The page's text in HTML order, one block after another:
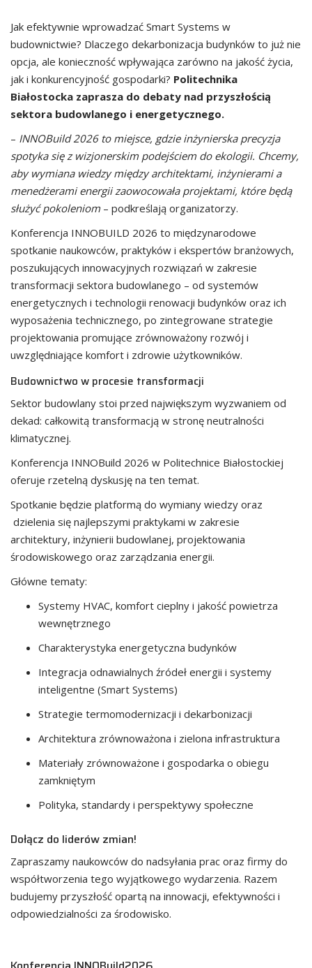
Jak efektywnie wprowadzać Smart Systems w
budownictwie? Dlaczego dekarbonizacja budynków to już nie
opcja, ale konieczność wpływająca zarówno na jakość życia,
jak i konkurencyjność gospodarki? Politechnika
Białostocka zaprasza do debaty nad przyszłością
sektora budowlanego i energetycznego.
– INNOBuild 2026 to miejsce, gdzie inżynierska precyzja
spotyka się z wizjonerskim podejściem do ekologii. Chcemy,
aby wymiana wiedzy między architektami, inżynierami a
menedżerami energii zaowocowała projektami, które będą
służyć pokoleniom – podkreślają organizatorzy.
Konferencja INNOBUILD 2026 to międzynarodowe
spotkanie naukowców, praktyków i ekspertów branżowych,
poszukujących innowacyjnych rozwiązań w zakresie
transformacji sektora budowlanego – od systemów
energetycznych i technologii renowacji budynków oraz ich
wyposażenia technicznego, po zintegrowane strategie
projektowania promujące zrównoważony rozwój i
uwzględniające komfort i zdrowie użytkowników.
Budownictwo w procesie transformacji
Sektor budowlany stoi przed największym wyzwaniem od
dekad: całkowitą transformacją w stronę neutralności
klimatycznej.
Konferencja INNOBuild 2026 w Politechnice Białostockiej
oferuje rzetelną dyskusję na ten temat.
Spotkanie będzie platformą do wymiany wiedzy oraz
dzielenia się najlepszymi praktykami w zakresie
architektury, inżynierii budowlanej, projektowania
środowiskowego oraz zarządzania energii.
Główne tematy:
Systemy HVAC, komfort cieplny i jakość powietrza
wewnętrznego
Charakterystyka energetyczna budynków
Integracja odnawialnych źródeł energii i systemy
inteligentne (Smart Systems)
Strategie termomodernizacji i dekarbonizacji
Architektura zrównoważona i zielona infrastruktura
Materiały zrównoważone i gospodarka o obiegu
zamkniętym
Polityka, standardy i perspektywy społeczne
Dołącz do liderów zmian!
Zapraszamy naukowców do nadsyłania prac oraz firmy do
współtworzenia tego wyjątkowego wydarzenia. Razem
budujemy przyszłość opartą na innowacji, efektywności i
odpowiedzialności za środowisko.